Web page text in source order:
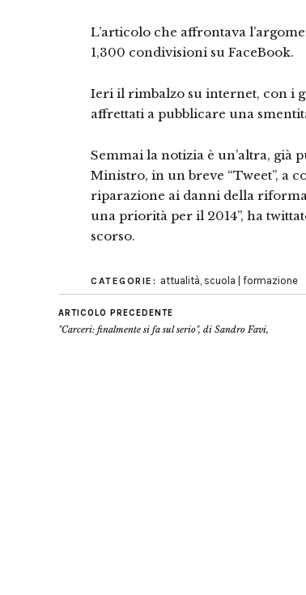
L’articolo che affrontava
1,300 condivisioni su FaceBook.
Ieri il rimbalzo su internet, con i
affrettati a pubblicare una
Semmai la notizia è un’altra, già
Ministro, in un breve “Tweet”, a
riparazione ai danni della
una priorità per il 2014”, ha
scorso.
CATEGORIE: attualità, scuola | formazione
ARTICOLO PRECEDENTE
"Carceri: finalmente si fa sul serio", di Sandro Favi,